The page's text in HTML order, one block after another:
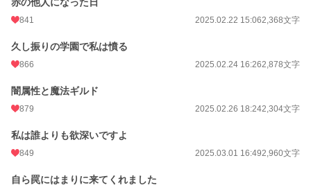
841 2025.02.22 15:062,368文字
久し振りの学園で私は憤る
866 2025.02.24 16:262,878文字
闇属性と魔法ギルド
879 2025.02.26 18:242,304文字
私は誰よりも欲深いですよ
849 2025.03.01 16:492,960文字
自ら罠にはまりに来てくれました